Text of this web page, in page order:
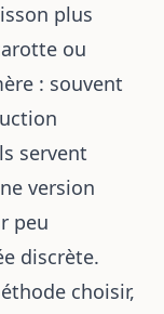
plus
ou
: souvent
servent
version
peu
discrète.
choisir,